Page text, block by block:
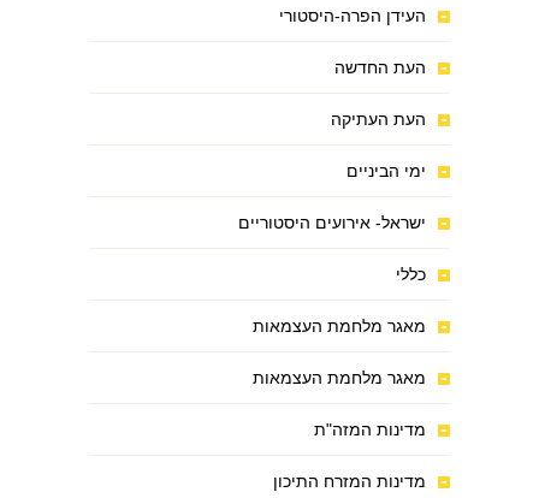
העידן הפרה-היסטורי
העת החדשה
העת העתיקה
ימי הביניים
ישראל- אירועים היסטוריים
כללי
מאגר מלחמת העצמאות
מאגר מלחמת העצמאות
מדינות המזה"ת
מדינות המזרח התיכון